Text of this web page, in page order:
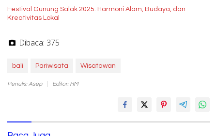
Festival Gunung Salak 2025: Harmoni Alam, Budaya, dan
Kreativitas Lokal
Dibaca: 375
bali Pariwisata Wisatawan
Penulis: Asep Editor: HM